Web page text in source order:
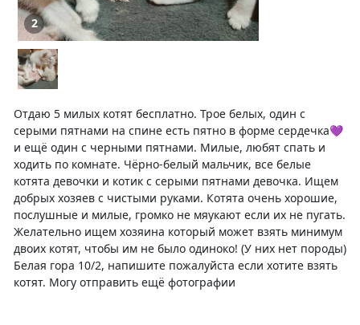
2
Отдаю 5 милых котят бесплатно. Трое белых, один с
серыми пятнами на спине есть пятно в форме сердечка💜
и ещё один с черными пятнами. Милые, любят спать и
ходить по комнате. Чёрно-белый мальчик, все белые
котята девочки и котик с серыми пятнами девочка. Ищем
добрых хозяев с чистыми руками. Котята очень хорошие,
послушные и милые, громко не мяукают если их не пугать.
Желательно ищем хозяина который может взять минимум
двоих котят, чтобы им не было одиноко! (У них нет породы)
Белая гора 10/2, напишите пожалуйста если хотите взять
котят. Могу отправить ещё фотографии